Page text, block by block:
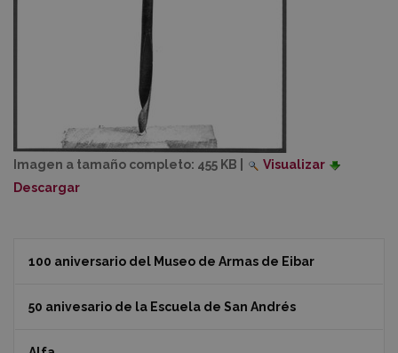
Imagen a tamaño completo: 455 KB
Visualizar
Descargar
100 aniversario del Museo de Armas de Eibar
50 anivesario de la Escuela de San Andrés